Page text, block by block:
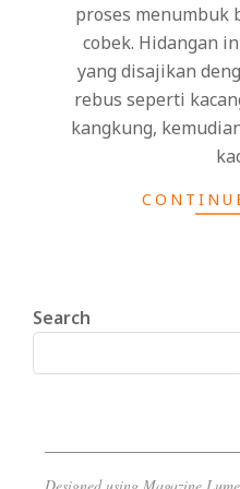
proses menumbuk
cobek. Hidangan
yang disajikan
rebus seperti
kangkung,
Search